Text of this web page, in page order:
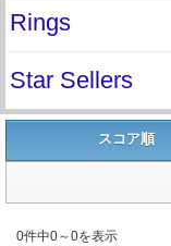
スコア順
0件中0～0を表示